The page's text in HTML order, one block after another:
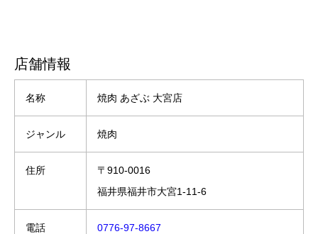
店舗情報
名称 焼肉 あざぶ 大宮店
ジャンル 焼肉
住所
〒910-0016
福井県福井市大宮1-11-6
電話 0776-97-8667